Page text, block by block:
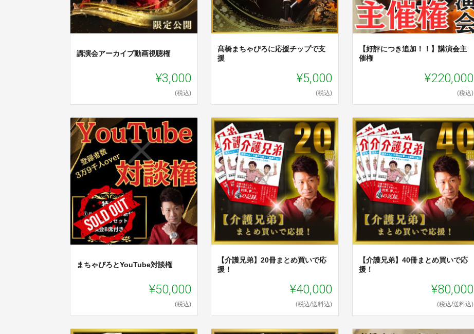
講演会アーカイブ動画視聴権
¥3,000
(税込)
髙橋まちゃぴろに応援チップで支
援
¥5,000
(税込)
【好評につき追加！！】講演会主
催権
¥220,000
(税込)
まちゃぴろとYouTube対談権
¥50,000
(税込)
【介護兄弟】20冊まとめ買いで応
援！
¥40,000
(税込/送料込)
【介護兄弟】40冊まとめ買いで応
援！
¥80,000
(税込/送料込)